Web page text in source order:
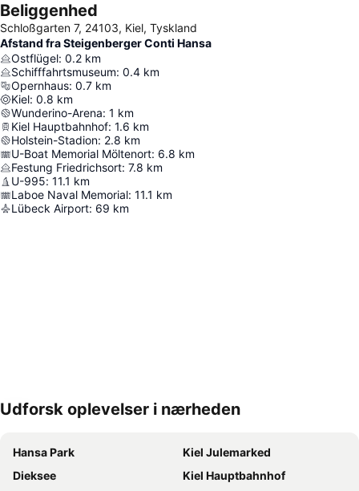
Beliggenhed
Schloßgarten 7, 24103, Kiel, Tyskland
Afstand fra Steigenberger Conti Hansa
Ostflügel: 0.2 km
Schifffahrtsmuseum: 0.4 km
Opernhaus: 0.7 km
Kiel: 0.8 km
Wunderino-Arena: 1 km
Kiel Hauptbahnhof: 1.6 km
Holstein-Stadion: 2.8 km
U-Boat Memorial Möltenort: 6.8 km
Festung Friedrichsort: 7.8 km
U-995: 11.1 km
Laboe Naval Memorial: 11.1 km
Lübeck Airport: 69 km
Udvid kort
Udforsk oplevelser i nærheden
Hansa Park
Kiel Julemarked
Dieksee
Kiel Hauptbahnhof